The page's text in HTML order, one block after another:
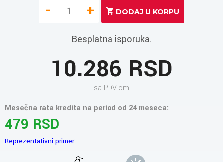
- +
Besplatna isporuka.
10.286 RSD
sa PDV-om
Mesečna rata kredita na period od 24 meseca:
479 RSD
Reprezentativni primer